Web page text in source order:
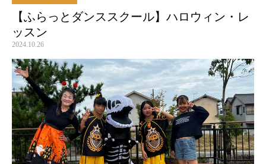
【ふらっとダンススクール】ハロウィン・レ
ッスン
2024.10.26